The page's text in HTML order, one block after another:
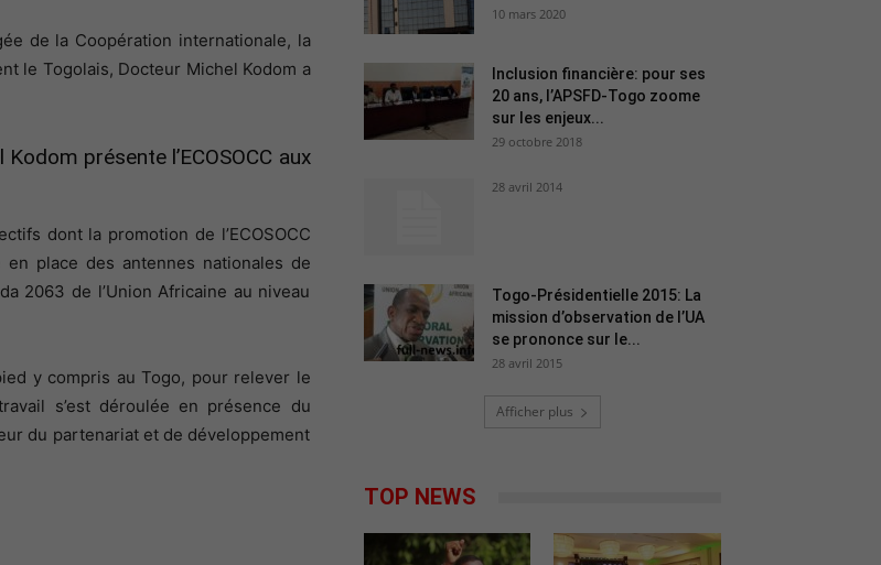
de la Coopération internationale, la
le Togolais, Docteur Michel Kodom a
présente l’ECOSOCC aux
dont la promotion de l’ECOSOCC
place des antennes nationales de
2063 de l’Union Africaine au niveau
y compris au Togo, pour relever le
s’est déroulée en présence du
du partenariat et de développement
10 mars 2020
Inclusion financière: pour ses
20 ans, l’APSFD-Togo zoome
sur les enjeux...
29 octobre 2018
28 avril 2014
Togo-Présidentielle 2015: La
mission d’observation de l’UA
se prononce sur le...
28 avril 2015
Afficher plus
TOP NEWS